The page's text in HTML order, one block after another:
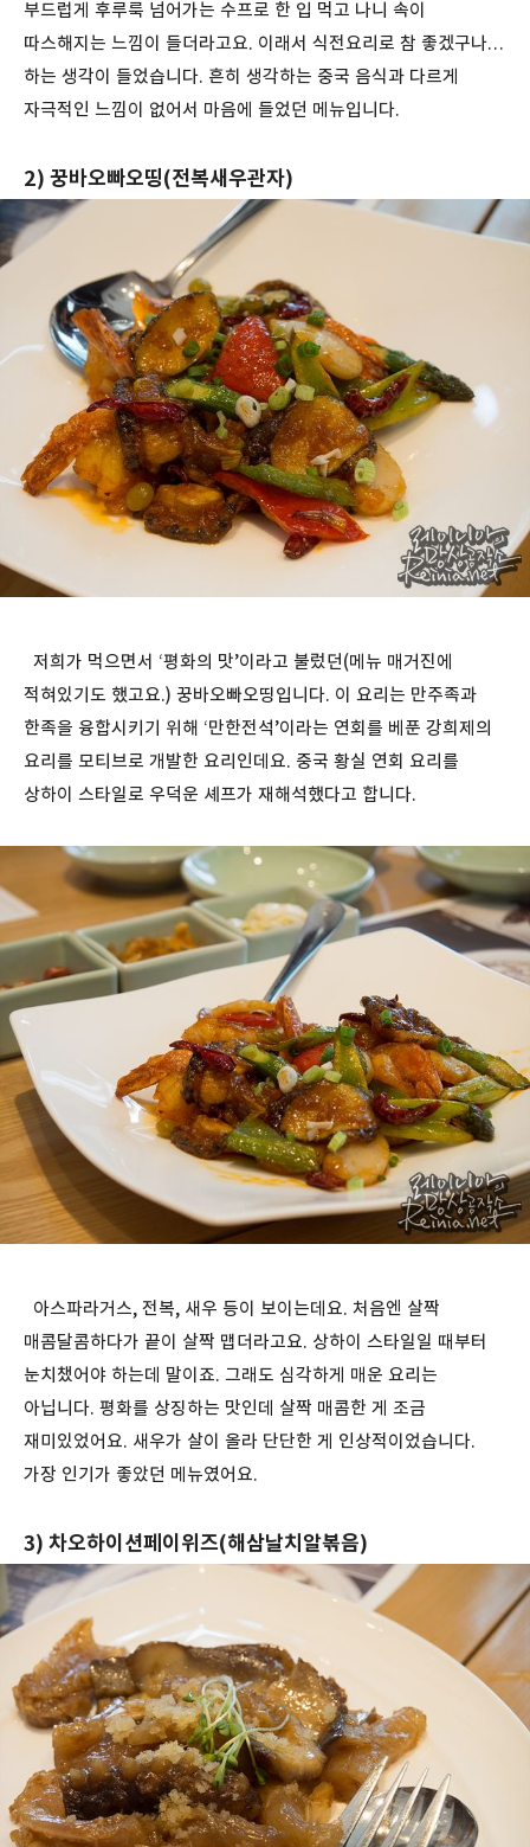
부드럽게 후루룩 넘어가는 수프로 한 입 먹고 나니 속이
따스해지는 느낌이 들더라고요. 이래서 식전요리로 참 좋겠구나…
하는 생각이 들었습니다. 흔히 생각하는 중국 음식과 다르게
자극적인 느낌이 없어서 마음에 들었던 메뉴입니다.
2) 꿍바오빠오띵(전복새우관자)
저희가 먹으면서 ‘평화의 맛’이라고 불렀던(메뉴 매거진에
적혀있기도 했고요.) 꿍바오빠오띵입니다. 이 요리는 만주족과
한족을 융합시키기 위해 ‘만한전석’이라는 연회를 베푼 강희제의
요리를 모티브로 개발한 요리인데요. 중국 황실 연회 요리를
상하이 스타일로 우덕운 셰프가 재해석했다고 합니다.
아스파라거스, 전복, 새우 등이 보이는데요. 처음엔 살짝
매콤달콤하다가 끝이 살짝 맵더라고요. 상하이 스타일일 때부터
눈치챘어야 하는데 말이죠. 그래도 심각하게 매운 요리는
아닙니다. 평화를 상징하는 맛인데 살짝 매콤한 게 조금
재미있었어요. 새우가 살이 올라 단단한 게 인상적이었습니다.
가장 인기가 좋았던 메뉴였어요.
3) 차오하이션페이위즈(해삼날치알볶음)